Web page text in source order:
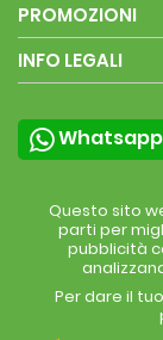
PROMOZIONI
INFO LEGALI
Questo sito
parti per
pubblicità
Per dare il